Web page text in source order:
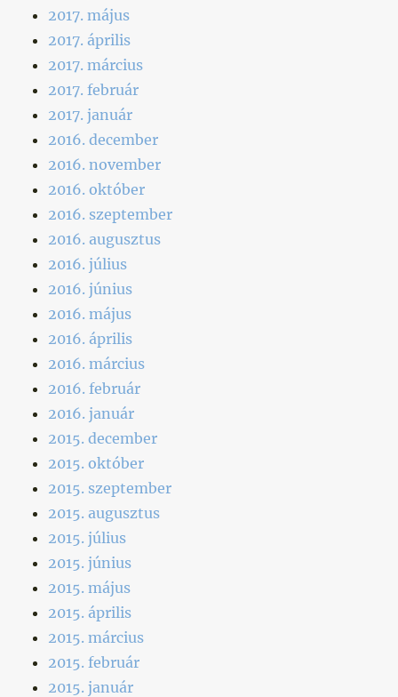
2017. május
2017. április
2017. március
2017. február
2017. január
2016. december
2016. november
2016. október
2016. szeptember
2016. augusztus
2016. július
2016. június
2016. május
2016. április
2016. március
2016. február
2016. január
2015. december
2015. október
2015. szeptember
2015. augusztus
2015. július
2015. június
2015. május
2015. április
2015. március
2015. február
2015. január